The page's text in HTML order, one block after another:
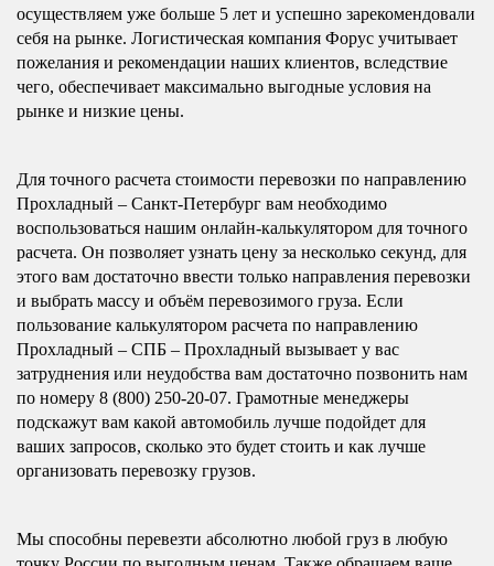
осуществляем уже больше 5 лет и успешно зарекомендовали
себя на рынке. Логистическая компания Форус учитывает
пожелания и рекомендации наших клиентов, вследствие
чего, обеспечивает максимально выгодные условия на
рынке и низкие цены.
Для точного расчета стоимости перевозки по направлению
Прохладный – Санкт-Петербург вам необходимо
воспользоваться нашим онлайн-калькулятором для точного
расчета. Он позволяет узнать цену за несколько секунд, для
этого вам достаточно ввести только направления перевозки
и выбрать массу и объём перевозимого груза. Если
пользование калькулятором расчета по направлению
Прохладный – СПБ – Прохладный вызывает у вас
затруднения или неудобства вам достаточно позвонить нам
по номеру 8 (800) 250-20-07. Грамотные менеджеры
подскажут вам какой автомобиль лучше подойдет для
ваших запросов, сколько это будет стоить и как лучше
организовать перевозку грузов.
Мы способны перевезти абсолютно любой груз в любую